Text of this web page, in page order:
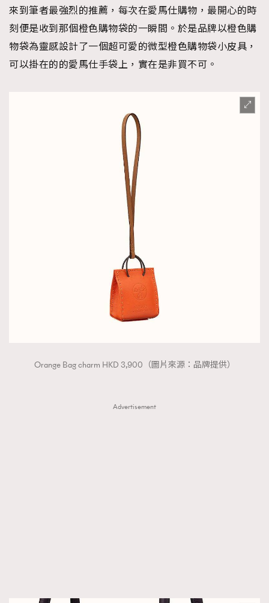
來到筆者最強烈的推薦，每次在愛馬仕購物，最開心的時
刻便是收到那個橙色購物袋的一瞬間。於是品牌以橙色購
物袋為靈感設計了一個超可愛的微型橙色購物袋小皮具，
可以掛在的的愛馬仕手袋上，實在是非買不可。
Orange Bag charm HKD 3,900（圖片來源：品牌提供）
Advertisement